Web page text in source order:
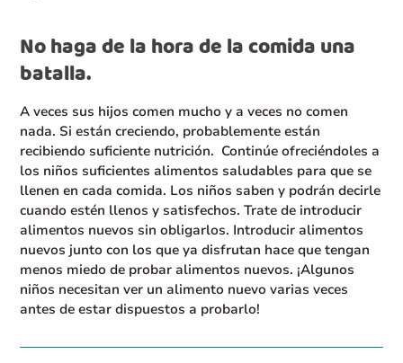
No haga de la hora de la comida una
batalla.
A veces sus hijos comen mucho y a veces no comen
nada. Si están creciendo, probablemente están
recibiendo suficiente nutrición. Continúe ofreciéndoles a
los niños suficientes alimentos saludables para que se
llenen en cada comida. Los niños saben y podrán decirle
cuando estén llenos y satisfechos. Trate de introducir
alimentos nuevos sin obligarlos. Introducir alimentos
nuevos junto con los que ya disfrutan hace que tengan
menos miedo de probar alimentos nuevos. ¡Algunos
niños necesitan ver un alimento nuevo varias veces
antes de estar dispuestos a probarlo!